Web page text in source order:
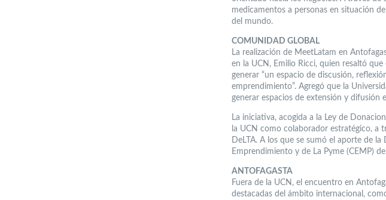
medicamentos a personas en situación
del mundo.
COMUNIDAD GLOBAL
La realización de MeetLatam en
en la UCN, Emilio Ricci, quien resaltó
generar “un espacio de discusión,
emprendimiento”. Agregó que la
generar espacios de extensión y difusión
La iniciativa, acogida a la Ley de
la UCN como colaborador estratégico, a
DeLTA. A los que se sumó el aporte de
Emprendimiento y de La Pyme (CEMP)
ANTOFAGASTA
Fuera de la UCN, el encuentro en
destacadas del ámbito internacional,